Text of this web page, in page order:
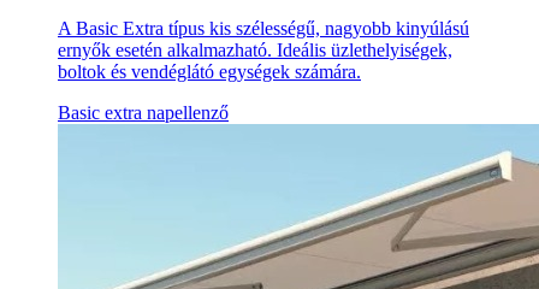
A Basic Extra típus kis szélességű, nagyobb kinyúlású
ernyők esetén alkalmazható. Ideális üzlethelyiségek,
boltok és vendéglátó egységek számára.
Basic extra napellenző